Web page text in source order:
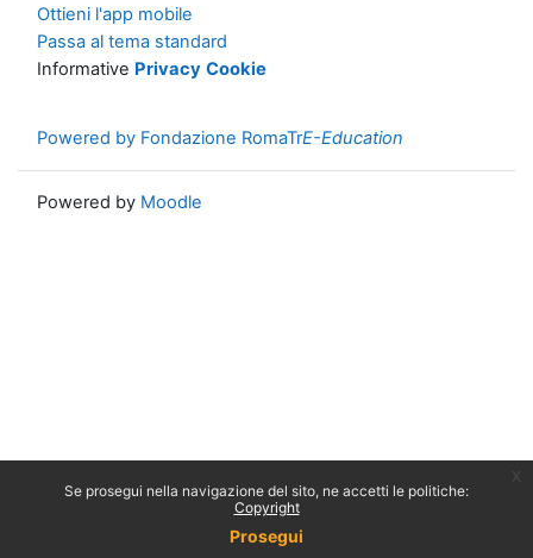
Se prosegui nella navigazione del sito, ne accetti le politiche:
Copyright
Prosegui
Ottieni l'app mobile
Passa al tema standard
Informative Privacy Cookie
Powered by Fondazione RomaTrE-Education
Powered by Moodle